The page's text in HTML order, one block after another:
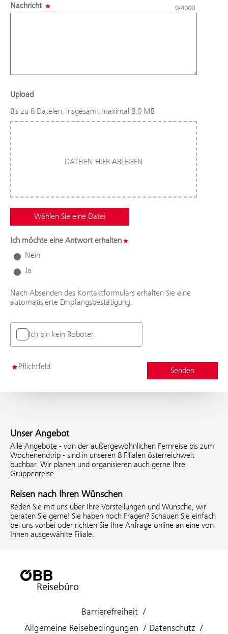
Nachricht 0/4000
Upload
Bis zu 8 Dateien, insgesamt maximal 8,0 MB
DATEIEN HIER ABLEGEN
Ich möchte eine Antwort erhalten
Nein
Ja
Nach Absenden des Kontaktformulars erhalten Sie eine
automatisierte Empfangsbestätigung.
Ich bin kein Roboter.
Pflichtfeld
Unser Angebot
Alle Angebote - von der außergewöhnlichen Fernreise bis zum
Wochenendtrip - sind in unseren 8 Filialen österreichweit
buchbar. Wir planen und organisieren auch gerne Ihre
Gruppenreise.
Reisen nach Ihren Wünschen
Reden Sie mit uns über Ihre Vorstellungen und Wünsche, wir
beraten Sie gerne! Sie haben noch Fragen? Schauen Sie einfach
bei uns vorbei oder richten Sie Ihre Anfrage online an eine von
Ihnen ausgewählte Filiale.
Reisebüro
Barrierefreiheit
Allgemeine Reisebedingungen
Datenschutz